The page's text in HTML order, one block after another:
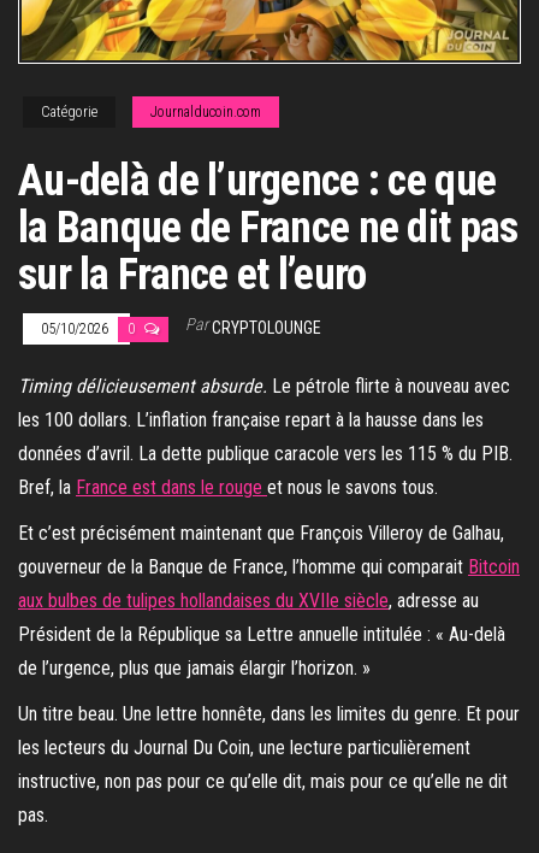
Catégorie Journalducoin.com
Au-delà de l’urgence : ce que
la Banque de France ne dit pas
sur la France et l’euro
05/10/2026 0 ParCRYPTOLOUNGE
Timing délicieusement absurde. Le pétrole flirte à nouveau avec
les 100 dollars. L’inflation française repart à la hausse dans les
données d’avril. La dette publique caracole vers les 115 % du PIB.
Bref, la France est dans le rouge et nous le savons tous.
Et c’est précisément maintenant que François Villeroy de Galhau,
gouverneur de la Banque de France, l’homme qui comparait Bitcoin
aux bulbes de tulipes hollandaises du XVIIe siècle, adresse au
Président de la République sa Lettre annuelle intitulée : « Au-delà
de l’urgence, plus que jamais élargir l’horizon. »
Un titre beau. Une lettre honnête, dans les limites du genre. Et pour
les lecteurs du Journal Du Coin, une lecture particulièrement
instructive, non pas pour ce qu’elle dit, mais pour ce qu’elle ne dit
pas.